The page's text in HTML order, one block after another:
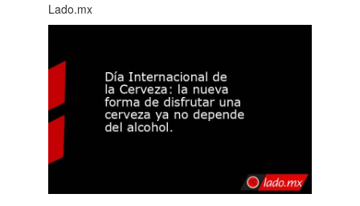
Lado.mx